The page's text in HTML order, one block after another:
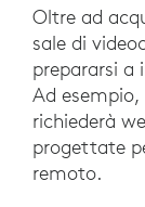
Oltre ad
sale di
prepararsi a
Ad
richiederà
progettate
remoto.